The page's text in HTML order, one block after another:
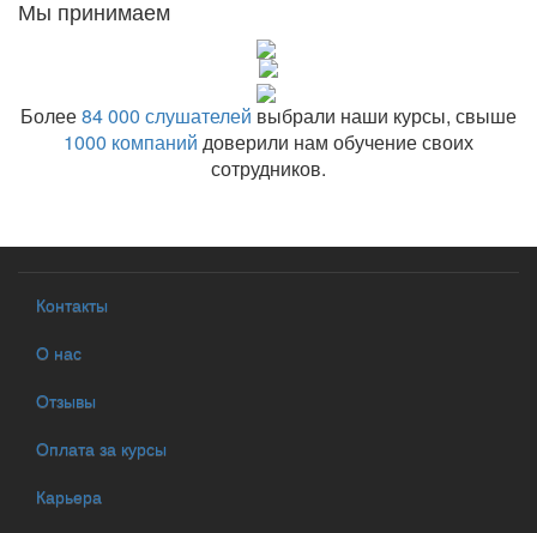
Мы принимаем
Более84 000 слушателей выбрали наши курсы, свыше
1000 компаний доверили нам обучение своих
сотрудников.
Контакты
О нас
Отзывы
Оплата за курсы
Карьера